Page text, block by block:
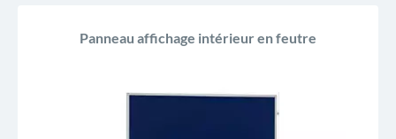
Panneau affichage intérieur en feutre